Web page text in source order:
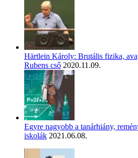
Härtlein Károly: Brutális fizika,
Rubens cső 2020.11.09.
Egyre nagyobb a tanárhiány,
iskolák 2021.06.08.